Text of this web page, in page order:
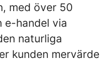
med över 50
e-handel via
naturliga
kunden mervärde